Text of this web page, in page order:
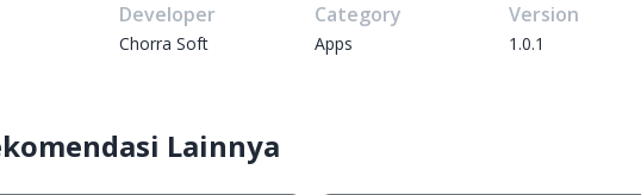
Developer
Chorra Soft
Category
Apps
Version
1.0.1
Lainnya